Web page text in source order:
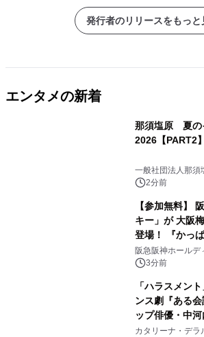
発行者のリリースをもっと
エンタメの新着
那須塩原 夏の
2026【PART2】
一般社団法人那須
2分前
【参加無料】
キー」が 大阪
登場！ 『かっ
ー』
阪急阪神ホールデ
3分前
「ハラスメン
ンス劇『ある
ップ俳優・中
ン・ジャズ界で
カタリーナ・デラ